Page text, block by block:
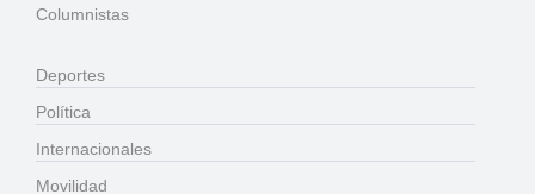
Columnistas
Deportes
Política
Internacionales
Movilidad